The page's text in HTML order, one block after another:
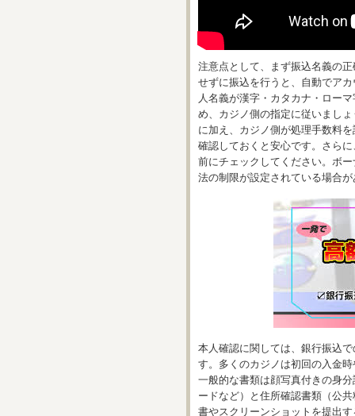
注意点として、まず振込名義の
せずに振込を行うと、自動でア
人名義が漢字・カタカナ・ロー
め、カジノ側の指定に従いまし
に加え、カジノ側が処理手数料
確認しておくと安心です。さら
前にチェックしてください。ボ
法の制限が設定されている場合
本人確認に関しては、銀行振込
す。多くのカジノは初回の入金
一般的な書類は顔写真付きの身
ードなど）と住所確認書類（公
書やスクリーンショットを提出